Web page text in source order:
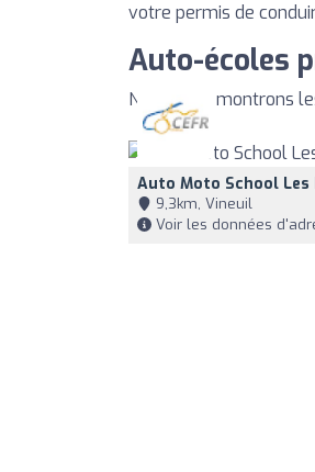
votre permis de
Auto-écoles
Nous vous montrons
Auto Moto School Les
9,3km, Vineuil
Voir les données